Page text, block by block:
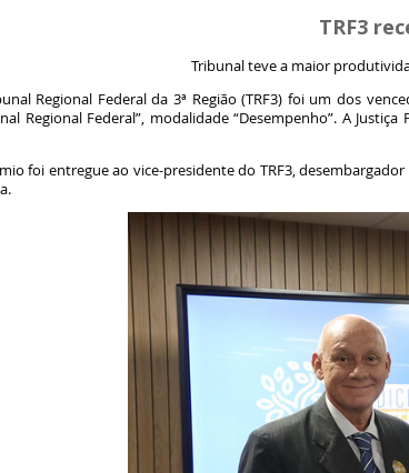
TRF3
Tribunal teve a maior
Regional Federal da 3ª Região (TRF3) foi um dos
Regional Federal”, modalidade “Desempenho”. A
foi entregue ao vice-presidente do TRF3,